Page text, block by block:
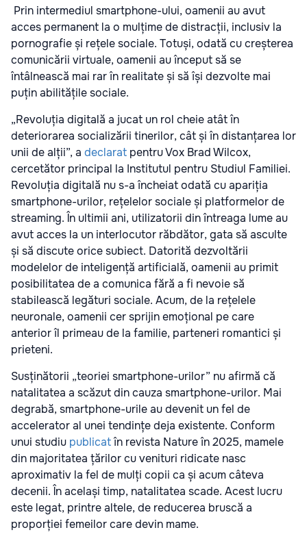
Prin intermediul smartphone-ului, oamenii au avut
acces permanent la o mulțime de distracții, inclusiv la
pornografie și rețele sociale. Totuși, odată cu creșterea
comunicării virtuale, oamenii au început să se
întâlnească mai rar în realitate și să își dezvolte mai
puțin abilitățile sociale.
„Revoluția digitală a jucat un rol cheie atât în
deteriorarea socializării tinerilor, cât și în distanțarea lor
unii de alții”, a declarat pentru Vox Brad Wilcox,
cercetător principal la Institutul pentru Studiul Familiei.
Revoluția digitală nu s-a încheiat odată cu apariția
smartphone-urilor, rețelelor sociale și platformelor de
streaming. În ultimii ani, utilizatorii din întreaga lume au
avut acces la un interlocutor răbdător, gata să asculte
și să discute orice subiect. Datorită dezvoltării
modelelor de inteligență artificială, oamenii au primit
posibilitatea de a comunica fără a fi nevoie să
stabilească legături sociale. Acum, de la rețelele
neuronale, oamenii cer sprijin emoțional pe care
anterior îl primeau de la familie, parteneri romantici și
prieteni.
Susținătorii „teoriei smartphone-urilor” nu afirmă că
natalitatea a scăzut din cauza smartphone-urilor. Mai
degrabă, smartphone-urile au devenit un fel de
accelerator al unei tendințe deja existente. Conform
unui studiu publicatîn revista Nature în 2025, mamele
din majoritatea țărilor cu venituri ridicate nasc
aproximativ la fel de mulți copii ca și acum câteva
decenii. În același timp, natalitatea scade. Acest lucru
este legat, printre altele, de reducerea bruscă a
proporției femeilor care devin mame.